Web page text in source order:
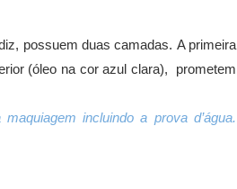
possuem duas camadas. A primeira
(óleo na cor azul clara), prometem
incluindo a prova d’água.